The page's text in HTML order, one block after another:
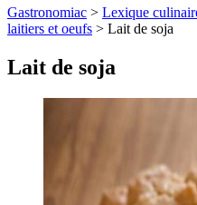
Gastronomiac > Lexique
laitiers et oeufs > Lait de soja
Lait de soja